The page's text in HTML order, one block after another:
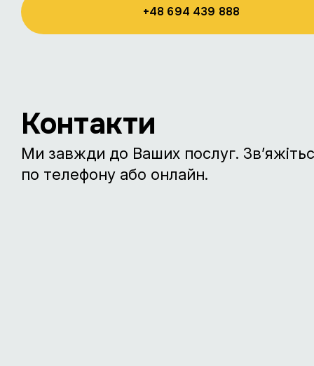
+48 694 439 888
Контакти
Ми завжди до Ваших послуг.
по телефону або онлайн.